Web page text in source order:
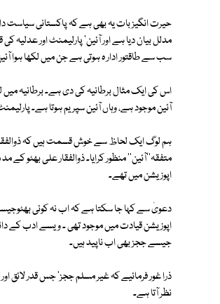
حیرت انگیز بات یہ بھی ہے کہ پاکستانی سیاست
مدلل بیان دیا ہے اور آئین' پارلیمنٹ اور عدلیہ
سب سے طاقتور ادار ہ ہوتی ہے جن میں لکھا ہوا
اس کی ایک مثال برطانیہ کی دی ہے۔ برطانیہ میں
آئین موجود ہے، وہاں آئین سپریم ہوتا ہے۔
ہم لوگ ایک لحاظ سے خوش قسمت ہیں کہ
متفقہ''آئین'' منظور کرایا۔ ذوالفقار علی بھٹو کے
اپوزیشن میں تھے۔
دعویٰ سے کہا جا سکتا ہے کہ اب نہ کوئی بھٹوجیسا
اپوزیشن قیادت میں موجود تھی ۔ ویسے ادب
جیسے ججز بھی اب ناپید ہیں۔
ذرا غور فرمائیے کہ غیر مسلم ججز' جس قدر لائق
نظر آتا ہے۔